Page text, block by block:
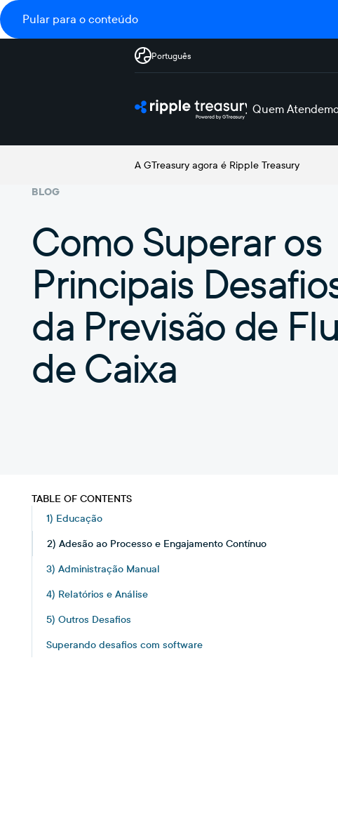
Pular para o conteúdo
Português
Quem Atendemos
A GTreasury agora é Ripple Treasury
BLOG
Como Superar os
Principais
da Previsão de
de Caixa
TABLE OF CONTENTS
1) Educação
2) Adesão ao Processo e Engajamento Contínuo
3) Administração Manual
4) Relatórios e Análise
5) Outros Desafios
Superando desafios com software